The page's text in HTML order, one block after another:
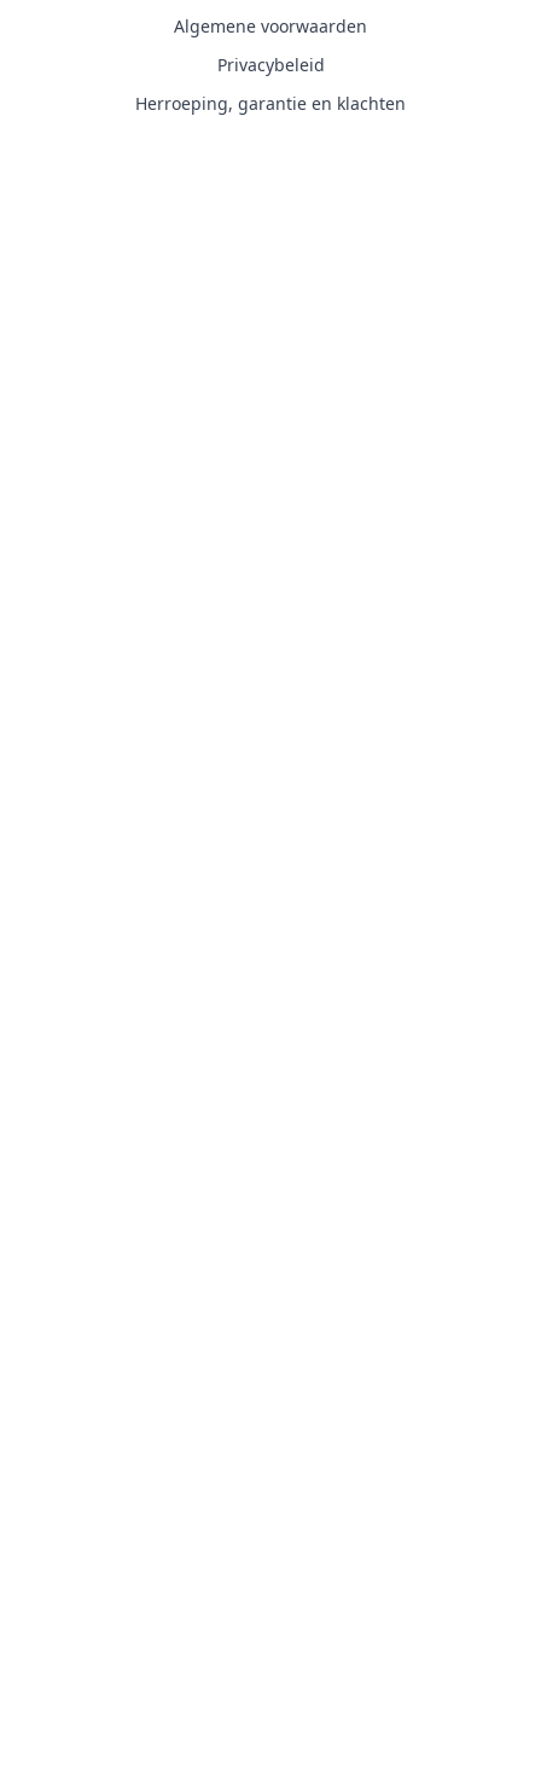
Algemene voorwaarden
Privacybeleid
Herroeping, garantie en klachten